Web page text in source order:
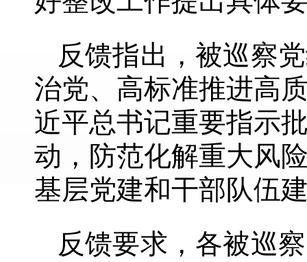
反馈指出，被巡察
治党、高标准推进高
近平总书记重要指示
动，防范化解重大风
基层党建和干部队伍
反馈要求，各被巡